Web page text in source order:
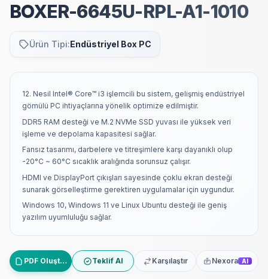
BOXER-6645U-RPL-A1-1010
Ürün Tipi:Endüstriyel Box PC
12. Nesil Intel® Core™ i3 işlemcili bu sistem, gelişmiş endüstriyel
gömülü PC ihtiyaçlarına yönelik optimize edilmiştir.
DDR5 RAM desteği ve M.2 NVMe SSD yuvası ile yüksek veri
işleme ve depolama kapasitesi sağlar.
Fansız tasarımı, darbelere ve titreşimlere karşı dayanıklı olup
-20°C ~ 60°C sıcaklık aralığında sorunsuz çalışır.
HDMI ve DisplayPort çıkışları sayesinde çoklu ekran desteği
sunarak görselleştirme gerektiren uygulamalar için uygundur.
Windows 10, Windows 11 ve Linux Ubuntu desteği ile geniş
yazılım uyumluluğu sağlar.
PDF Oluştur Teklif Al Karşılaştır Nexora AI